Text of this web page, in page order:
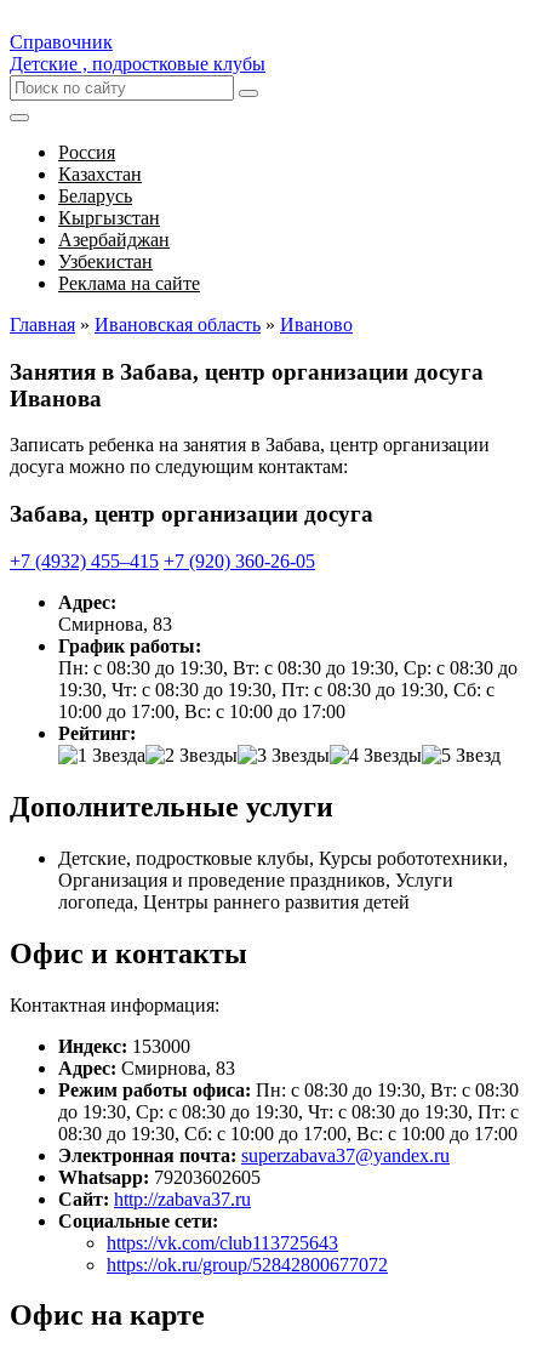
Справочник
Детские , подростковые клубы
Россия
Казахстан
Беларусь
Кыргызстан
Азербайджан
Узбекистан
Реклама на сайте
Главная » Ивановская область » Иваново
Занятия в Забава, центр организации досуга
Иванова
Записать ребенка на занятия в Забава, центр организации
досуга можно по следующим контактам:
Забава, центр организации досуга
+7 (4932) 455‒415 +7 (920) 360-26-05
Адрес:
Смирнова, 83
График работы:
Пн: с 08:30 до 19:30, Вт: с 08:30 до 19:30, Ср: с 08:30 до
19:30, Чт: с 08:30 до 19:30, Пт: с 08:30 до 19:30, Сб: с
10:00 до 17:00, Вс: с 10:00 до 17:00
Рейтинг:
Дополнительные услуги
Детские, подростковые клубы, Курсы робототехники,
Организация и проведение праздников, Услуги
логопеда, Центры раннего развития детей
Офис и контакты
Контактная информация:
Индекс: 153000
Адрес: Смирнова, 83
Режим работы офиса: Пн: с 08:30 до 19:30, Вт: с 08:30
до 19:30, Ср: с 08:30 до 19:30, Чт: с 08:30 до 19:30, Пт: с
08:30 до 19:30, Сб: с 10:00 до 17:00, Вс: с 10:00 до 17:00
Электронная почта: superzabava37@yandex.ru
Whatsapp: 79203602605
Сайт: http://zabava37.ru
Социальные сети:
https://vk.com/club113725643
https://ok.ru/group/52842800677072
Офис на карте